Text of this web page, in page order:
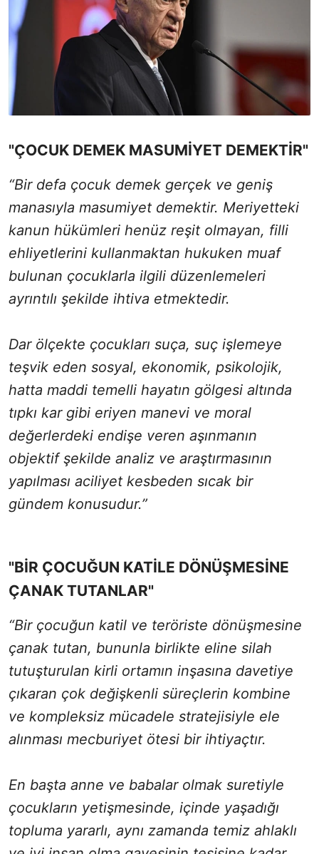
"ÇOCUK DEMEK MASUMİYET DEMEKTİR"
“Bir defa çocuk demek gerçek ve geniş
manasıyla masumiyet demektir. Meriyetteki
kanun hükümleri henüz reşit olmayan, filli
ehliyetlerini kullanmaktan hukuken muaf
bulunan çocuklarla ilgili düzenlemeleri
ayrıntılı şekilde ihtiva etmektedir.
Dar ölçekte çocukları suça, suç işlemeye
teşvik eden sosyal, ekonomik, psikolojik,
hatta maddi temelli hayatın gölgesi altında
tıpkı kar gibi eriyen manevi ve moral
değerlerdeki endişe veren aşınmanın
objektif şekilde analiz ve araştırmasının
yapılması aciliyet kesbeden sıcak bir
gündem konusudur.”
"BİR ÇOCUĞUN KATİLE DÖNÜŞMESİNE
ÇANAK TUTANLAR"
“Bir çocuğun katil ve teröriste dönüşmesine
çanak tutan, bununla birlikte eline silah
tutuşturulan kirli ortamın inşasına davetiye
çıkaran çok değişkenli süreçlerin kombine
ve kompleksiz mücadele stratejisiyle ele
alınması mecburiyet ötesi bir ihtiyaçtır.
En başta anne ve babalar olmak suretiyle
çocukların yetişmesinde, içinde yaşadığı
topluma yararlı, aynı zamanda temiz ahlaklı